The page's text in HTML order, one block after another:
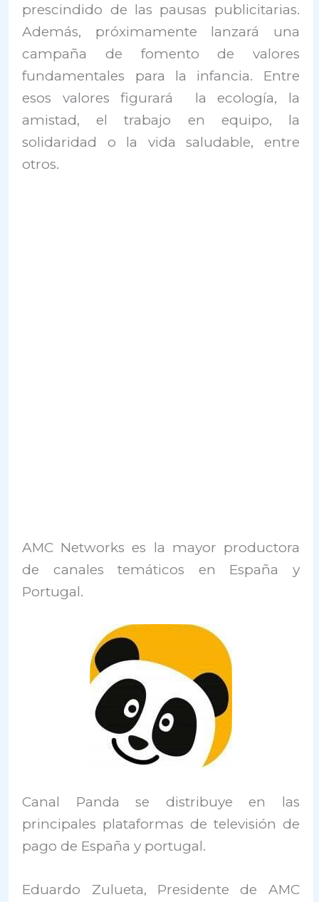
prescindido de las pausas publicitarias.
Además, próximamente lanzará una
campaña de fomento de valores
fundamentales para la infancia. Entre
esos valores figurará la ecología, la
amistad, el trabajo en equipo, la
solidaridad o la vida saludable, entre
otros.
AMC Networks es la mayor productora
de canales temáticos en España y
Portugal.
Canal Panda se distribuye en las
principales plataformas de televisión de
pago de España y portugal.
Eduardo Zulueta, Presidente de AMC